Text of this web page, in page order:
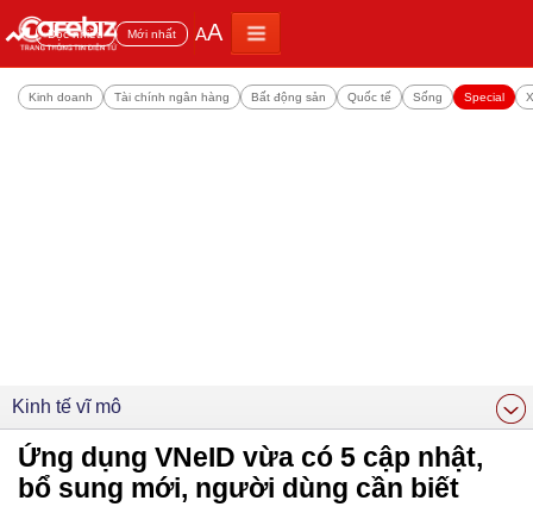
Đọc nhiều Mới nhất AA
Kinh doanh Tài chính ngân hàng Bất động sản Quốc tế Sống Special
Kinh tế vĩ mô
Ứng dụng VNeID vừa có 5 cập nhật,
bổ sung mới, người dùng cần biết